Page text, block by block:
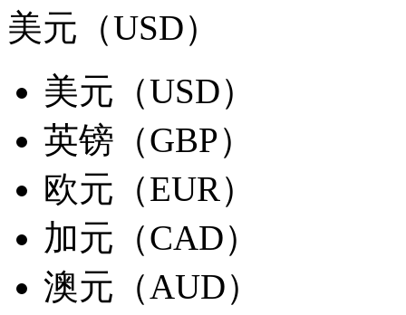
美元（USD）
美元（USD）
英镑（GBP）
欧元（EUR）
加元（CAD）
澳元（AUD）